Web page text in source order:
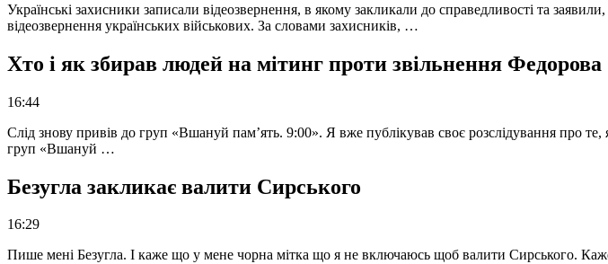
Українські захисники записали відеозвернення, в якому закликали до справедливості та
відеозвернення українських військових. За словами захисників, …
Хто і як збирав людей на мітинг проти звільнення Федорова
16:44
Слід знову привів до груп «Вшануй пам’ять. 9:00». Я вже публікував своє розслідування про
груп «Вшануй …
Безугла закликає валити Сирського
16:29
Пише мені Безугла. І каже що у мене чорна мітка що я не включаюсь щоб валити Сирського.